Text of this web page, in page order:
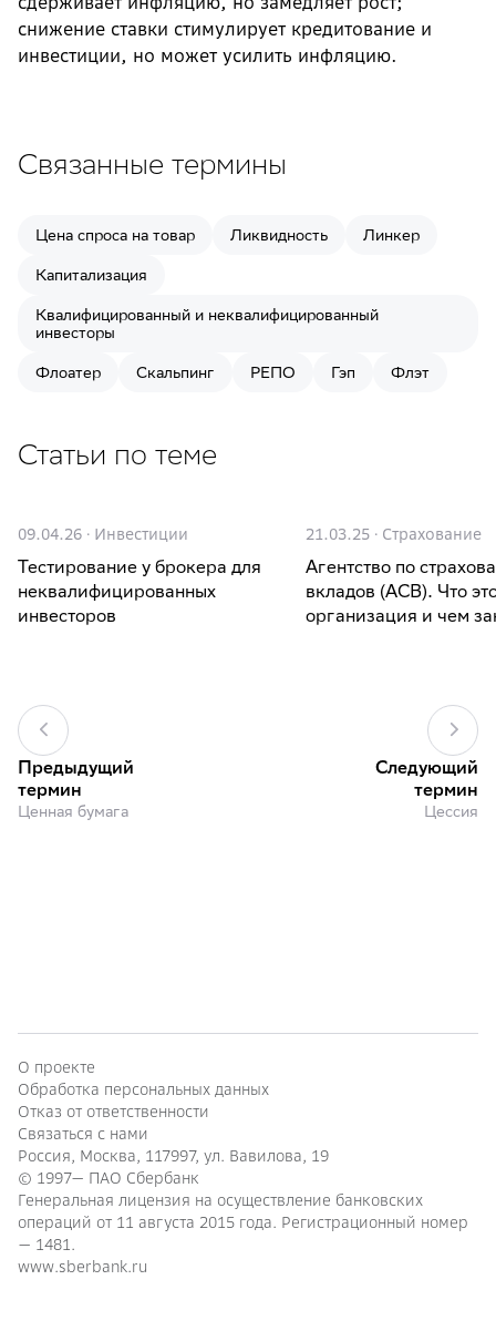
снижение ставки стимулирует кредитование и
инвестиции, но может усилить инфляцию.
Связанные термины
Цена спроса на товар Ликвидность
Линкер
Капитализация
Квалифицированный и неквалифицированный
инвесторы
Флоатер
Скальпинг РЕПО Гэп Флэт
Статьи по теме
09.04.26 · Инвестиции
Тестирование у брокера для
неквалифицированных
инвесторов
21.03.25 · Страхование
Агентство по
вкладов (АСВ). Что
организация и чем
Предыдущий
термин
Ценная бумага
Следующий
термин
Цессия
О проекте
Обработка персональных данных
Отказ от ответственности
Связаться с нами
Россия, Москва, 117997, ул. Вавилова, 19
© 1997— ПАО Сбербанк
Генеральная лицензия на осуществление банковских
операций от 11 августа 2015 года. Регистрационный номер
— 1481.
www.sberbank.ru